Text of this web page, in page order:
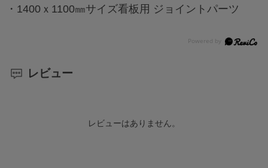
・1400ｘ1100㎜サイズ看板用 ジョイントパーツ
レビュー
レビューはありません。